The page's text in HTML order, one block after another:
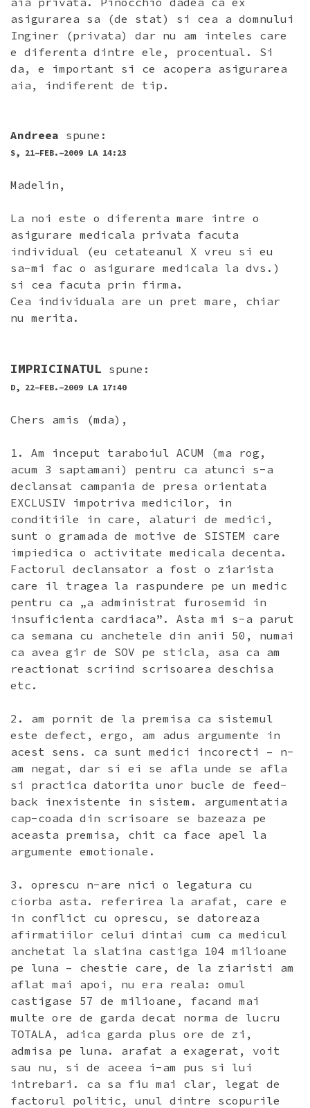
asigurarea sa (de stat) si cea a domnului
Inginer (privata) dar nu am inteles care
e diferenta dintre ele, procentual. Si
da, e important si ce acopera asigurarea
aia, indiferent de tip.
Andreea spune:
S, 21-FEB.-2009 LA 14:23
Madelin,
La noi este o diferenta mare intre o
asigurare medicala privata facuta
individual (eu cetateanul X vreu si eu
sa-mi fac o asigurare medicala la dvs.)
si cea facuta prin firma.
Cea individuala are un pret mare, chiar
nu merita.
IMPRICINATUL spune:
D, 22-FEB.-2009 LA 17:40
Chers amis (mda),
1. Am inceput taraboiul ACUM (ma rog,
acum 3 saptamani) pentru ca atunci s-a
declansat campania de presa orientata
EXCLUSIV impotriva medicilor, in
conditiile in care, alaturi de medici,
sunt o gramada de motive de SISTEM care
impiedica o activitate medicala decenta.
Factorul declansator a fost o ziarista
care il tragea la raspundere pe un medic
pentru ca „a administrat furosemid in
insuficienta cardiaca”. Asta mi s-a parut
ca semana cu anchetele din anii 50, numai
ca avea gir de SOV pe sticla, asa ca am
reactionat scriind scrisoarea deschisa
etc.
2. am pornit de la premisa ca sistemul
este defect, ergo, am adus argumente in
acest sens. ca sunt medici incorecti – n-
am negat, dar si ei se afla unde se afla
si practica datorita unor bucle de feed-
back inexistente in sistem. argumentatia
cap-coada din scrisoare se bazeaza pe
aceasta premisa, chit ca face apel la
argumente emotionale.
3. oprescu n-are nici o legatura cu
ciorba asta. referirea la arafat, care e
in conflict cu oprescu, se datoreaza
afirmatiilor celui dintai cum ca medicul
anchetat la slatina castiga 104 milioane
pe luna – chestie care, de la ziaristi am
aflat mai apoi, nu era reala: omul
castigase 57 de milioane, facand mai
multe ore de garda decat norma de lucru
TOTALA, adica garda plus ore de zi,
admisa pe luna. arafat a exagerat, voit
sau nu, si de aceea i-am pus si lui
intrebari. ca sa fiu mai clar, legat de
factorul politic, unul dintre scopurile